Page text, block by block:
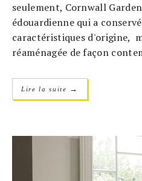
seulement, Cornwall
édouardienne qui a
caractéristiques d'origine,
réaménagée de façon
Lire la suite →